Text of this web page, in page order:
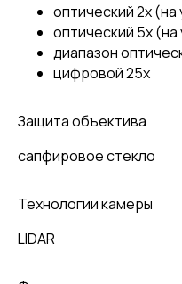
оптический 2x
оптический 5x
диапазон
цифровой 25x
Защита объектива
сапфировое стекло
Технологии камеры
LIDAR